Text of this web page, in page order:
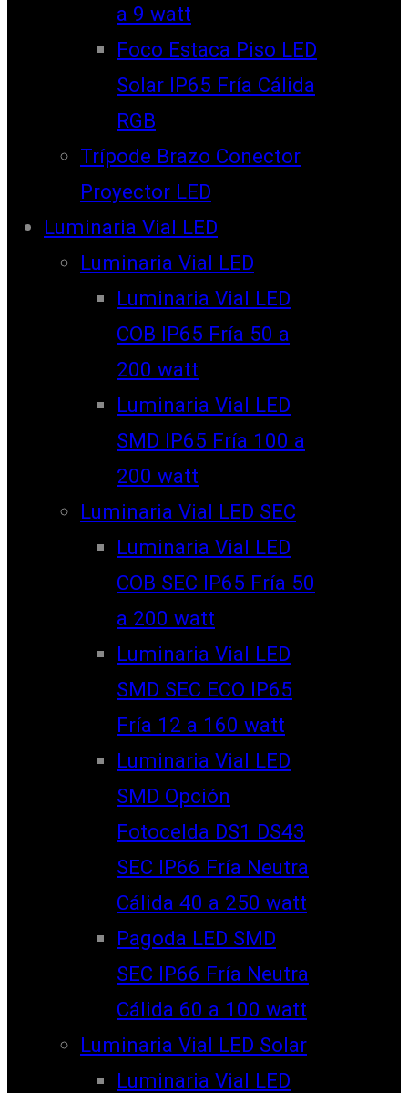
a 9 watt
Foco Estaca Piso LED
Solar IP65 Fría Cálida
RGB
Trípode Brazo Conector
Proyector LED
Luminaria Vial LED
Luminaria Vial LED
Luminaria Vial LED
COB IP65 Fría 50 a
200 watt
Luminaria Vial LED
SMD IP65 Fría 100 a
200 watt
Luminaria Vial LED SEC
Luminaria Vial LED
COB SEC IP65 Fría 50
a 200 watt
Luminaria Vial LED
SMD SEC ECO IP65
Fría 12 a 160 watt
Luminaria Vial LED
SMD Opción
Fotocelda DS1 DS43
SEC IP66 Fría Neutra
Cálida 40 a 250 watt
Pagoda LED SMD
SEC IP66 Fría Neutra
Cálida 60 a 100 watt
Luminaria Vial LED Solar
Luminaria Vial LED